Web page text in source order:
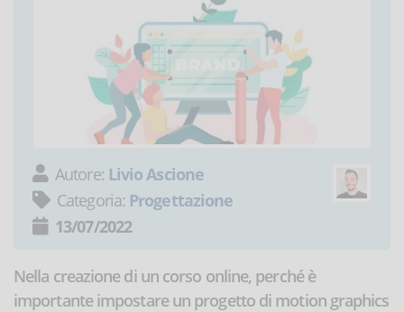
Autore: Livio Ascione
Categoria: Progettazione
13/07/2022
Nella creazione di un corso online, perché è
importante impostare un progetto di motion graphics